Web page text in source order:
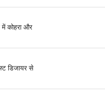
कोहरा और
डिजायर से